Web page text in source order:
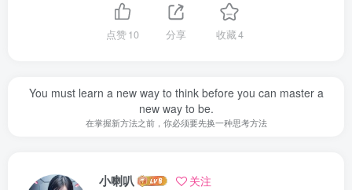
点赞10 分享 收藏4
You must learn a new way to think before you can master a
new way to be.
在掌握新方法之前，你必须要先换一种思考方法
小喇叭 关注